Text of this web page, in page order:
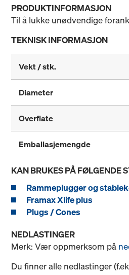
PRODUKTINFORMASJON
Til å lukke unødvendige
TEKNISK INFORMASJON
Vekt / stk.
Diameter
Overflate
Emballasjemengde
KAN BRUKES PÅ FØLGENDE
Rammeplugger og
Framax Xlife plus
Plugs / Cones
NEDLASTINGER
Merk: Vær oppmerksom på
Du finner alle nedlastinger